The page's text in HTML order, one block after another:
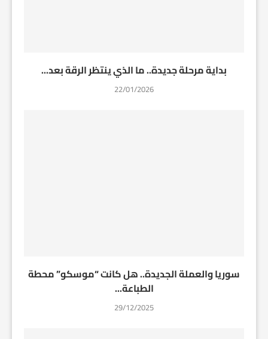
بداية مرحلة جديدة.. ما الذي ينتظر الرقة بعد...
22/01/2026
سوريا والعملة الجديدة.. هل كانت “موسكو” محطة
الطباعة...
29/12/2025